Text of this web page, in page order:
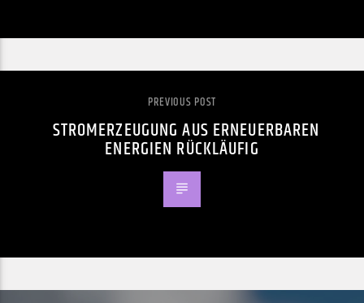
PREVIOUS POST
STROMERZEUGUNG AUS ERNEUERBAREN
ENERGIEN RÜCKLÄUFIG